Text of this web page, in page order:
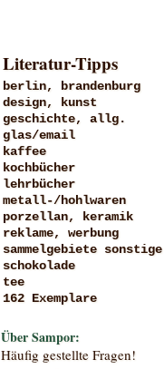
Literatur-Tipps
berlin, brandenburg
design, kunst
geschichte, allg.
glas/email
kaffee
kochbücher
lehrbücher
metall-/hohlwaren
porzellan, keramik
reklame, werbung
sammelgebiete sonstige
schokolade
tee
162 Exemplare
Über Sampor:
Häufig gestellte Fragen!